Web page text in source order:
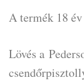
A termék 18
Lövés a